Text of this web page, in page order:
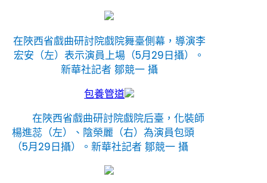
在陜西省戲曲研討院戲院舞臺側幕，導演李
宏安（左）表示演員上場（5月29日攝）。
新華社記者 鄒競一 攝
包養管道
在陜西省戲曲研討院戲院后臺，化裝師
楊進蕊（左）、陰榮麗（右）為演員包頭
（5月29日攝）。 新華社記者 鄒競一 攝